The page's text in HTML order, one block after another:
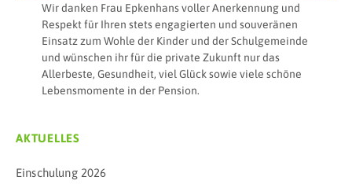
Wir danken Frau Epkenhans voller Anerkennung und
Respekt für Ihren stets engagierten und souveränen
Einsatz zum Wohle der Kinder und der Schulgemeinde
und wünschen ihr für die private Zukunft nur das
Allerbeste, Gesundheit, viel Glück sowie viele schöne
Lebensmomente in der Pension.
AKTUELLES
Einschulung 2026